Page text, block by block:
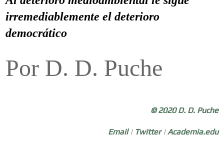
irremediablemente el deterioro
democrático
Por D. D. Puche
©2020 D. D. Puche
Email | Twitter | Academia.edu